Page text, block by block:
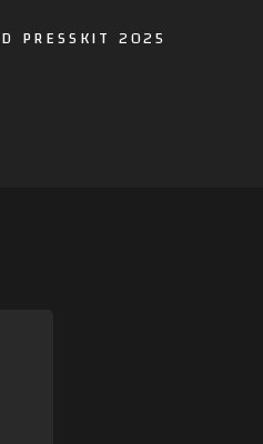
PRESSKIT 2025